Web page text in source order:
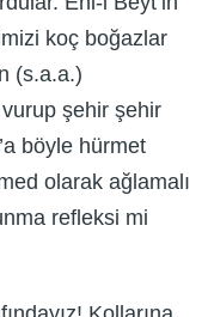
koç boğazlar
(s.a.a.)
vurup şehir şehir
böyle hürmet
olarak ağlamalı
refleksi mi